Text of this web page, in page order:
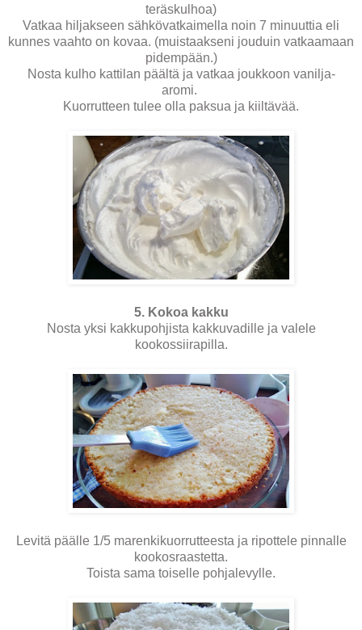
teräskulhoa)
Vatkaa hiljakseen sähkövatkaimella noin 7 minuuttia eli
kunnes vaahto on kovaa. (muistaakseni jouduin vatkaamaan
pidempään.)
Nosta kulho kattilan päältä ja vatkaa joukkoon vanilja-
aromi.
Kuorrutteen tulee olla paksua ja kiiltävää.
5. Kokoa kakku
Nosta yksi kakkupohjista kakkuvadille ja valele
kookossiirapilla.
Levitä päälle 1/5 marenkikuorrutteesta ja ripottele pinnalle
kookosraastetta.
Toista sama toiselle pohjalevylle.